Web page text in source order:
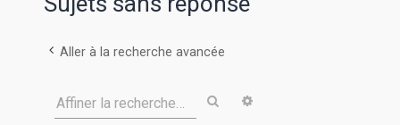
Aller à la recherche avancée
Affiner la recherche… Rechercher